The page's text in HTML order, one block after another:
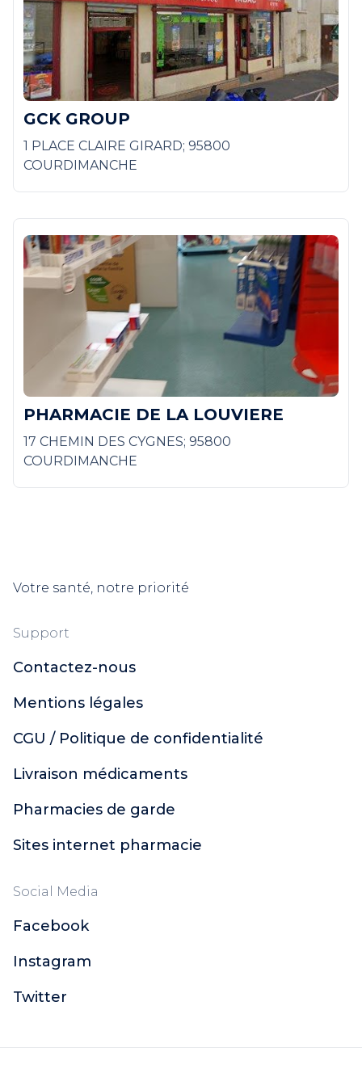
GCK GROUP
1 PLACE CLAIRE GIRARD; 95800
COURDIMANCHE
PHARMACIE DE LA LOUVIERE
17 CHEMIN DES CYGNES; 95800
COURDIMANCHE
Votre santé, notre priorité
Support
Contactez-nous
Mentions légales
CGU / Politique de confidentialité
Livraison médicaments
Pharmacies de garde
Sites internet pharmacie
Social Media
Facebook
Instagram
Twitter